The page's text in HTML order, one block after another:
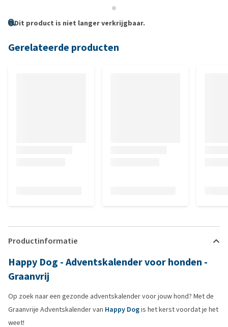
Dit product is niet langer verkrijgbaar.
Gerelateerde producten
Productinformatie
Happy Dog - Adventskalender voor honden -
Graanvrij
Op zoek naar een gezonde adventskalender voor jouw hond? Met de
Graanvrije Adventskalender van Happy Dogis het kerst voordat je het
weet!